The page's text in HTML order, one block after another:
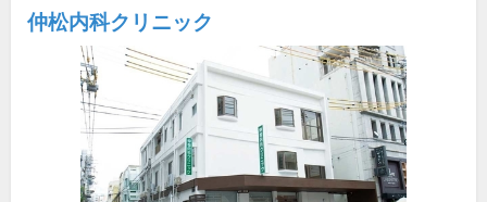
仲松内科クリニック